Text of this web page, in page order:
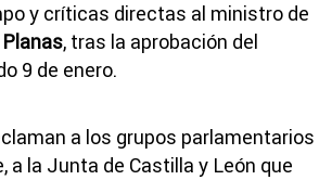
y críticas directas al ministro de
, tras la aprobación del
9 de enero.
a los grupos parlamentarios
a la Junta de Castilla y León que